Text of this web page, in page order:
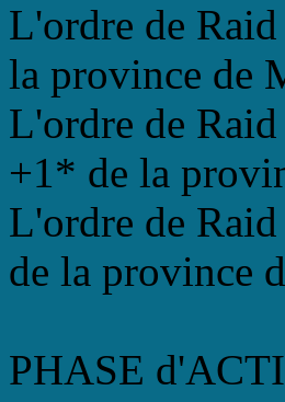
L'ordre de
la province de
L'ordre de
+1* de la
L'ordre de
de la province
PHASE